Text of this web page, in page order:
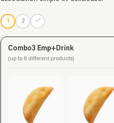
1 2
Combo3 Emp+Drink
(up to 6 different products)